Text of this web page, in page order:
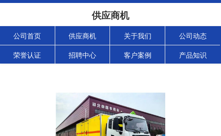
供应商机
公司首页 供应商机 关于我们 公司动态
荣誉认证 招聘中心 客户案例 产品知识